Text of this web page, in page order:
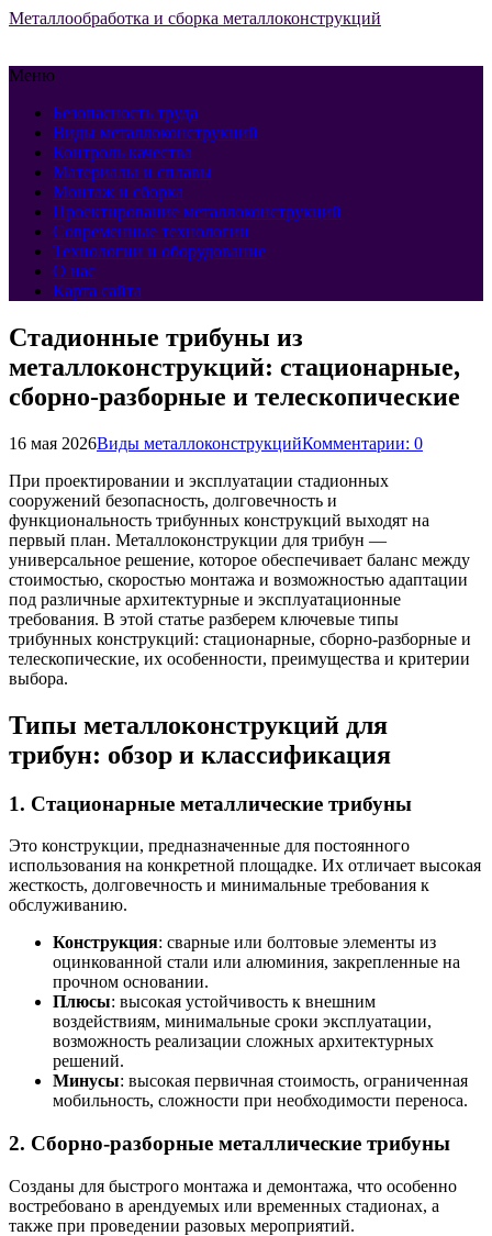
Металлообработка и сборка металлоконструкций
Меню
Безопасность труда
Виды металлоконструкций
Контроль качества
Материалы и сплавы
Монтаж и сборка
Проектирование металлоконструкций
Современные технологии
Технологии и оборудование
О нас
Карта сайта
Стадионные трибуны из
металлоконструкций: стационарные,
сборно-разборные и телескопические
16 мая 2026Виды металлоконструкцийКомментарии: 0
При проектировании и эксплуатации стадионных
сооружений безопасность, долговечность и
функциональность трибунных конструкций выходят на
первый план. Металлоконструкции для трибун —
универсальное решение, которое обеспечивает баланс между
стоимостью, скоростью монтажа и возможностью адаптации
под различные архитектурные и эксплуатационные
требования. В этой статье разберем ключевые типы
трибунных конструкций: стационарные, сборно-разборные и
телескопические, их особенности, преимущества и критерии
выбора.
Типы металлоконструкций для
трибун: обзор и классификация
1. Стационарные металлические трибуны
Это конструкции, предназначенные для постоянного
использования на конкретной площадке. Их отличает высокая
жесткость, долговечность и минимальные требования к
обслуживанию.
Конструкция: сварные или болтовые элементы из
оцинкованной стали или алюминия, закрепленные на
прочном основании.
Плюсы: высокая устойчивость к внешним
воздействиям, минимальные сроки эксплуатации,
возможность реализации сложных архитектурных
решений.
Минусы: высокая первичная стоимость, ограниченная
мобильность, сложности при необходимости переноса.
2. Сборно-разборные металлические трибуны
Созданы для быстрого монтажа и демонтажа, что особенно
востребовано в арендуемых или временных стадионах, а
также при проведении разовых мероприятий.